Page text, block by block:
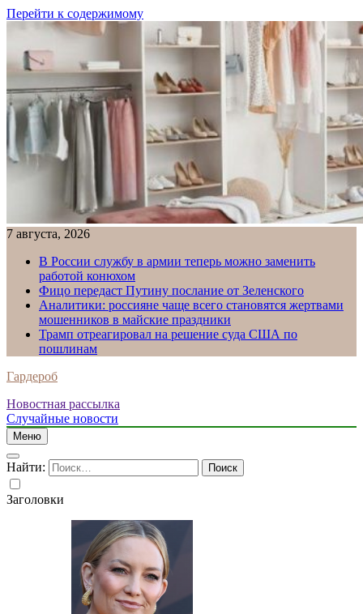
Перейти к содержимому
7 августа, 2026
В России службу в армии теперь можно заменить
работой конюхом
Фицо передаст Путину послание от Зеленского
Аналитики: россияне чаще всего становятся жертвами
мошенников в майские праздники
Трамп отреагировал на решение суда США по
пошлинам
Гардероб
Новостная рассылка
Случайные новости
Меню
Найти:
Заголовки